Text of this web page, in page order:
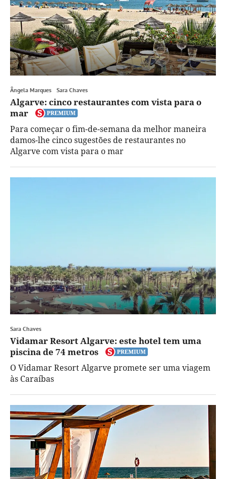
Ângela Marques Sara Chaves
Algarve: cinco restaurantes com vista para o
mar
Para começar o fim-de-semana da melhor maneira
damos-lhe cinco sugestões de restaurantes no
Algarve com vista para o mar
Sara Chaves
Vidamar Resort Algarve: este hotel tem uma
piscina de 74 metros
O Vidamar Resort Algarve promete ser uma viagem
às Caraíbas